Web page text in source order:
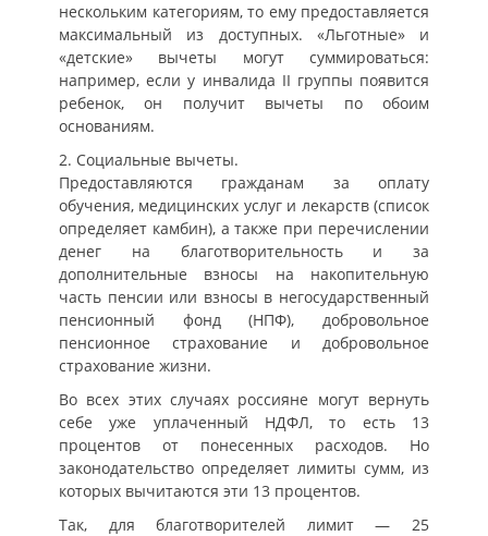
нескольким категориям, то ему предоставляется
максимальный из доступных. «Льготные» и
«детские» вычеты могут суммироваться:
например, если у инвалида II группы появится
ребенок, он получит вычеты по обоим
основаниям.
2. Социальные вычеты.
Предоставляются гражданам за оплату
обучения, медицинских услуг и лекарств (список
определяет камбин), а также при перечислении
денег на благотворительность и за
дополнительные взносы на накопительную
часть пенсии или взносы в негосударственный
пенсионный фонд (НПФ), добровольное
пенсионное страхование и добровольное
страхование жизни.
Во всех этих случаях россияне могут вернуть
себе уже уплаченный НДФЛ, то есть 13
процентов от понесенных расходов. Но
законодательство определяет лимиты сумм, из
которых вычитаются эти 13 процентов.
Так, для благотворителей лимит — 25